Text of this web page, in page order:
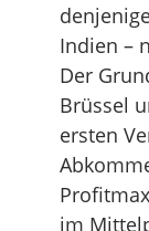
Indien –
Der
Brüssel
ersten
im